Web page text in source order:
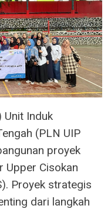
Induk
(PLN UIP
proyek
Upper Cisokan
Proyek strategis
dari langkah